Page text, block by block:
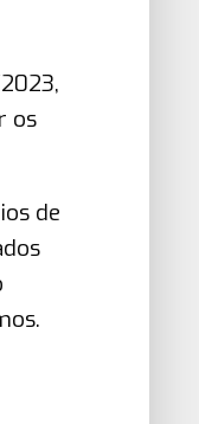
os
de